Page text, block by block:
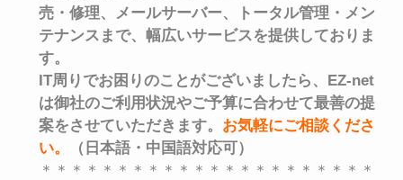
売・修理、メールサーバー、トータル管理・メン
テナンスまで、幅広いサービスを提供しておりま
す。
IT周りでお困りのことがございましたら、EZ-net
は御社のご利用状況やご予算に合わせて最善の提
案をさせていただきます。 お気軽にご相談くださ
い。
（日本語・中国語対応可）
＊＊＊＊＊＊＊＊＊＊＊＊＊＊＊＊＊＊＊＊＊＊